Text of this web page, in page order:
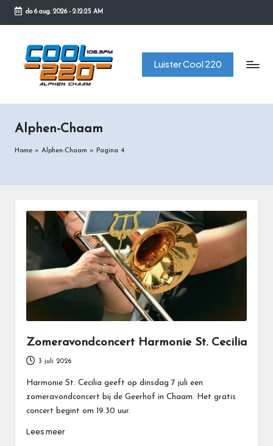
Ga
inhoud
do 6 aug. 2026- 2:12:25 AM
C
o
2
2
Luister Cool 220
Alphen-Chaam
Home » Alphen-Chaam » Pagina 4
Zomeravondconcert Harmonie St. Cecilia
3 juli 2026
Harmonie St. Cecilia geeft op dinsdag 7 juli een
zomeravondconcert bij de Geerhof in Chaam. Het gratis
concert begint om 19.30 uur.
Lees meer